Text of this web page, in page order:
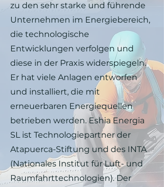
zu den sehr starke und führende
Unternehmen im Energiebereich,
die technologische
Entwicklungen verfolgen und
diese in der Praxis widerspiegeln.
Er hat viele Anlagen entworfen
und installiert, die mit
erneuerbaren Energiequellen
betrieben werden. Eshia Energia
SL ist Technologiepartner der
Atapuerca-Stiftung und des INTA
(Nationales Institut für Luft- und
Raumfahrttechnologien). Der